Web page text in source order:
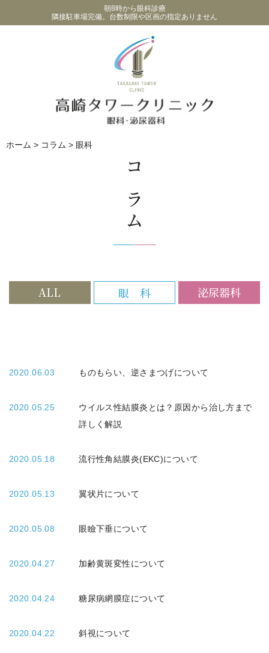
朝8時から眼科診療
隣接駐車場完備。台数制限や区画の指定ありません
ホーム > コラム > 眼科
コラム
ALL 眼 科 泌尿器科
2020.06.03 ものもらい、逆さまつげについて
2020.05.25
ウイルス性結膜炎とは？原因から治し方まで
詳しく解説
2020.05.18 流行性角結膜炎(EKC)について
2020.05.13 翼状片について
2020.05.08 眼瞼下垂について
2020.04.27 加齢黄斑変性について
2020.04.24 糖尿病網膜症について
2020.04.22 斜視について